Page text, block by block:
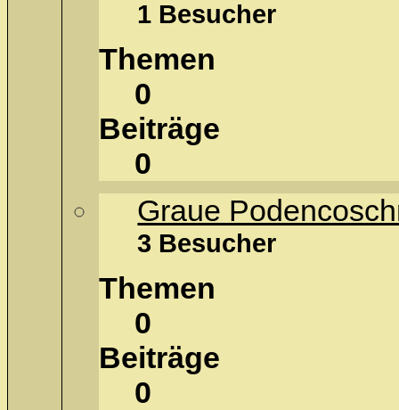
1 Besucher
Themen
0
Beiträge
0
Graue
3 Besucher
Themen
0
Beiträge
0